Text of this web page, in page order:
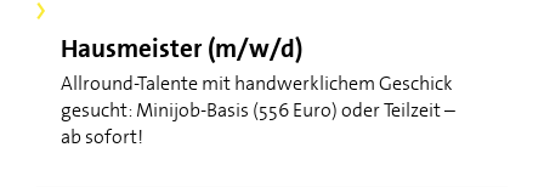
Hausmeister (m/w/d)
Allround-Talente mit handwerklichem Geschick
gesucht: Minijob-Basis (556 Euro) oder Teilzeit –
ab sofort!